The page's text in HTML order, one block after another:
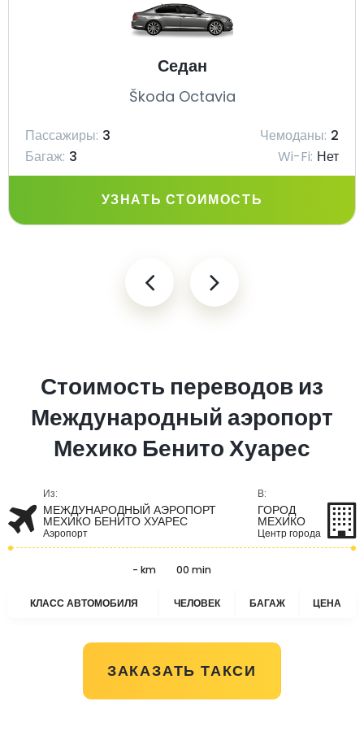
Седан
Škoda Octavia
Пассажиры: 3 Чемоданы: 2
Багаж: 3 Wi-Fi: Нет
УЗНАТЬ СТОИМОСТЬ
Стоимость переводов из
Международный аэропорт
Мехико Бенито Хуарес
Из:
МЕЖДУНАРОДНЫЙ АЭРОПОРТ
МЕХИКО БЕНИТО ХУАРЕС
Аэропорт
В:
ГОРОД
МЕХИКО
Центр города
- km 00 min
КЛАСС АВТОМОБИЛЯ ЧЕЛОВЕК БАГАЖ ЦЕНА
ЗАКАЗАТЬ ТАКСИ